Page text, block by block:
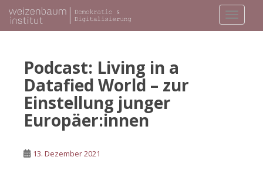
i
Podcast: Living in a
Datafied World – zur
Einstellung junger
Europäer:innen
13. Dezember 2021